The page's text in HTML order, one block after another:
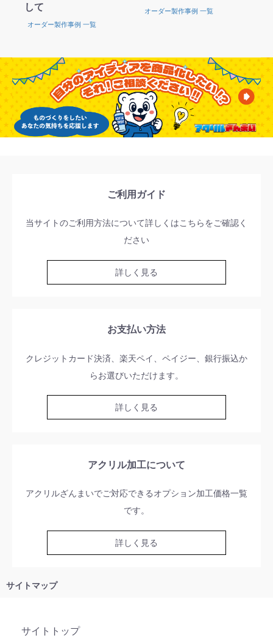
して
オーダー製作事例 一覧
オーダー製作事例 一覧
ご利用ガイド
当サイトのご利用方法について詳しくはこちらをご確認く
ださい
詳しく見る
お支払い方法
クレジットカード決済、楽天ペイ、ペイジー、銀行振込か
らお選びいただけます。
詳しく見る
アクリル加工について
アクリルざんまいでご対応できるオプション加工価格一覧
です。
詳しく見る
サイトマップ
サイトトップ